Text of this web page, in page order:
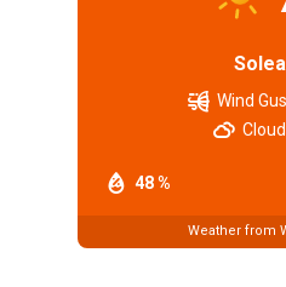
48 %
Wind
Weather from